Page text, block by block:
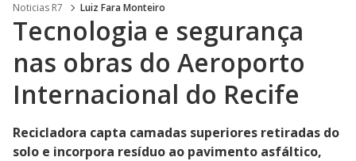
Noticias R7 Luiz Fara Monteiro
Tecnologia e segurança
nas obras do Aeroporto
Internacional do Recife
Recicladora capta camadas superiores retiradas do
solo e incorpora resíduo ao pavimento asfáltico,